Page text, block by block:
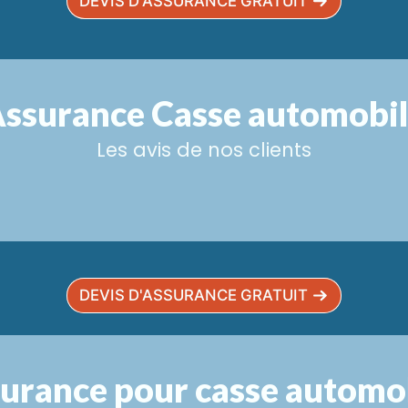
Casse
Les avis de nos clients
DEVIS D'ASSURANCE GRATUIT
pour casse